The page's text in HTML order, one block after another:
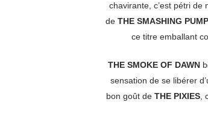
chavirante, c’est pétri
de THE SMASHING
ce titre emballant
THE SMOKE OF DAWN
sensation de se libérer
bon goût de THE PIXIES,